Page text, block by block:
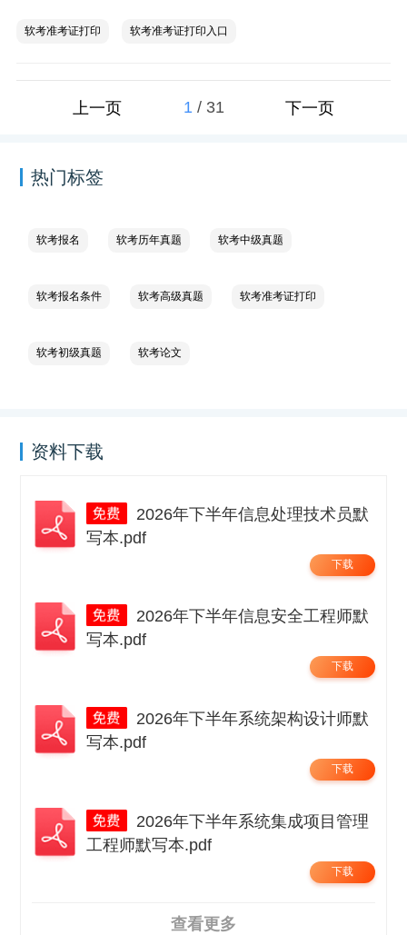
软考准考证打印 软考准考证打印入口
上一页 1 / 31 下一页
热门标签
软考报名 软考历年真题 软考中级真题
软考报名条件 软考高级真题 软考准考证打印
软考初级真题 软考论文
资料下载
写本.pdf
下载
写本.pdf
下载
写本.pdf
下载
工程师默写本.pdf
下载
查看更多